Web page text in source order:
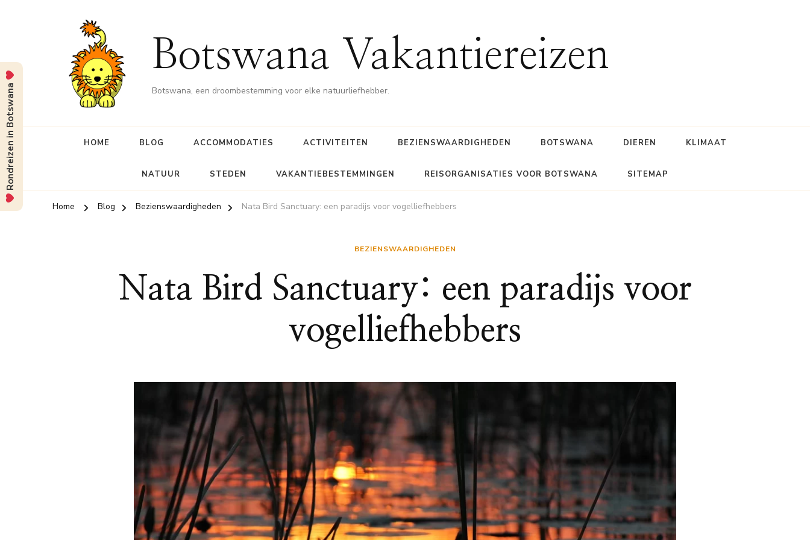
Botswana Vakantiereizen
Botswana, een droombestemming voor elke natuurliefhebber.
HOME BLOG ACCOMMODATIES ACTIVITEITEN BEZIENSWAARDIGHEDEN BOTSWANA DIEREN KLIMAAT
NATUUR STEDEN VAKANTIEBESTEMMINGEN REISORGANISATIES VOOR BOTSWANA SITEMAP
Home Blog Bezienswaardigheden Nata Bird Sanctuary: een paradijs voor vogelliefhebbers
BEZIENSWAARDIGHEDEN
Nata Bird Sanctuary: een paradijs voor
vogelliefhebbers
Rondreizen in Botswana